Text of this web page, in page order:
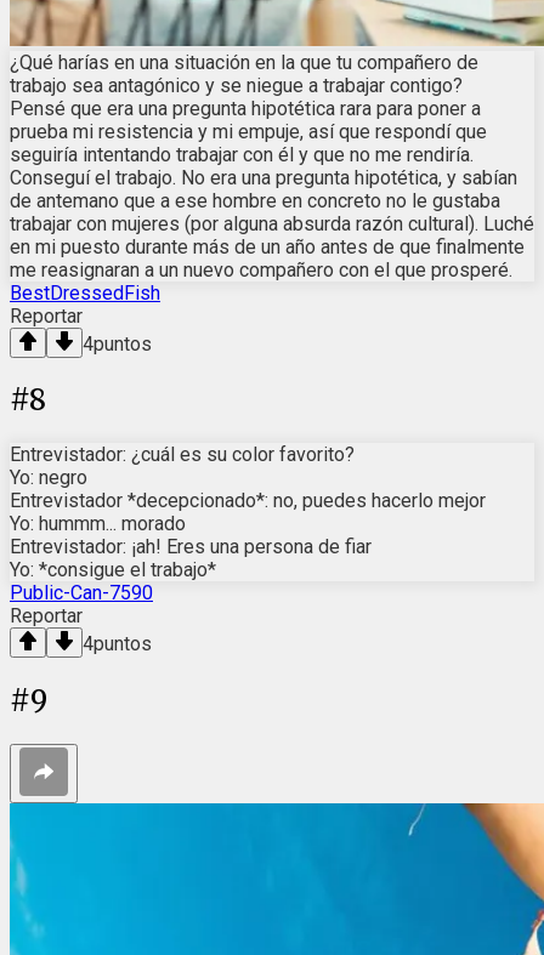
¿Qué harías en una situación en la que tu compañero de
trabajo sea antagónico y se niegue a trabajar contigo?
Pensé que era una pregunta hipotética rara para poner a
prueba mi resistencia y mi empuje, así que respondí que
seguiría intentando trabajar con él y que no me rendiría.
Conseguí el trabajo. No era una pregunta hipotética, y sabían
de antemano que a ese hombre en concreto no le gustaba
trabajar con mujeres (por alguna absurda razón cultural). Luché
en mi puesto durante más de un año antes de que finalmente
me reasignaran a un nuevo compañero con el que prosperé.
BestDressedFish
Reportar
4puntos
#8
Entrevistador: ¿cuál es su color favorito?
Yo: negro
Entrevistador *decepcionado*: no, puedes hacerlo mejor
Yo: hummm... morado
Entrevistador: ¡ah! Eres una persona de fiar
Yo: *consigue el trabajo*
Public-Can-7590
Reportar
4puntos
#9